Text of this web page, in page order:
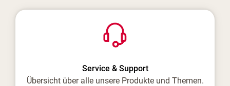
Service & Support
Übersicht über alle unsere Produkte und Themen.